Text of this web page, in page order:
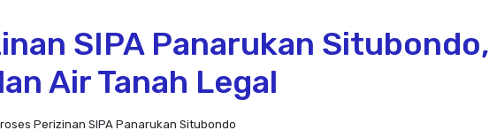
SIPA Panarukan Situbondo,
Air Tanah Legal
Perizinan SIPA Panarukan Situbondo